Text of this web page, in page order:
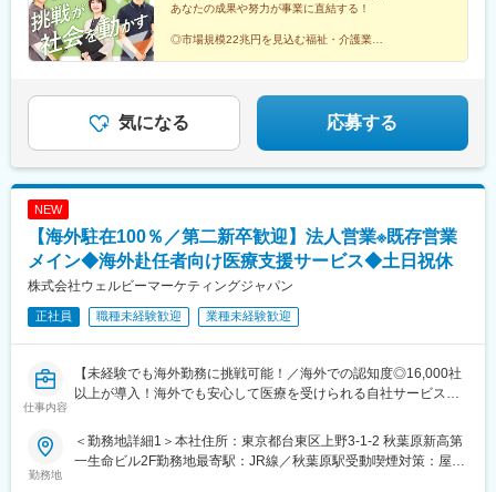
あなたの成果や努力が事業に直結する！
◎市場規模22兆円を見込む福祉・介護業界
――迷うより、動こう。
あなたの一歩が、進化になる。
気になる 応募する
NEW
【海外駐在100％／第二新卒歓迎】法人営業※既存営業
メイン◆海外赴任者向け医療支援サービス◆土日祝休
株式会社ウェルビーマーケティングジャパン
正社員 職種未経験歓迎 業種未経験歓迎
仕事内容
【未経験でも海外勤務に挑戦可能！／海外での認知度◎16,000社
以上が導入！海外でも安心して医療を受けられる自社サービス／
◆ポイント◆
勤務地
＜勤務地詳細1＞本社住所：東京都台東区上野3-1-2 秋葉原新高第
一生命ビル2F勤務地最寄駅：JR線／秋葉原駅受動喫煙対策：屋内